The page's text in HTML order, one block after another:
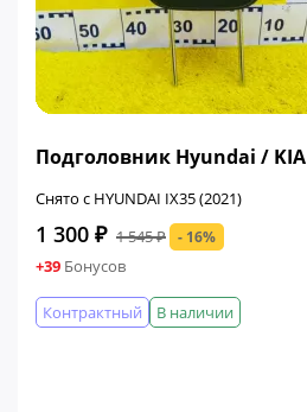
Подголовник Hyundai / KIA
Снято с HYUNDAI IX35 (2021)
1 300 ₽ 1 545 ₽ - 16%
+39 Бонусов
В наличии
Контрактный